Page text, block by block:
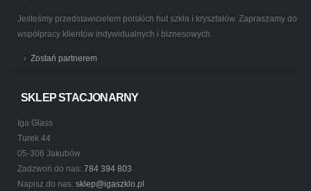
Jesteśmy przedstawicielem polskich hut szkła i kryształów. Zapraszamy do
współpracy klientów indywidualnych i biznesowych.
Zostań partnerem
SKLEP STACJONARNY
Iga Glass
Turek 44
05-306 Jakubów
Zadzwoń do nas: 784 394 803
Napisz do nas: sklep@igaszklo.pl